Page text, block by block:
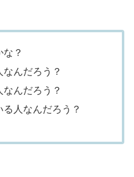
？
なんだろう？
んだろう？
人なんだろう？